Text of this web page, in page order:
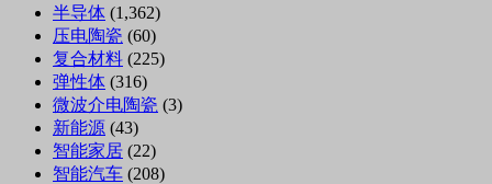
半导体 (1,362)
压电陶瓷 (60)
复合材料 (225)
弹性体 (316)
微波介电陶瓷 (3)
新能源 (43)
智能家居 (22)
智能汽车 (208)